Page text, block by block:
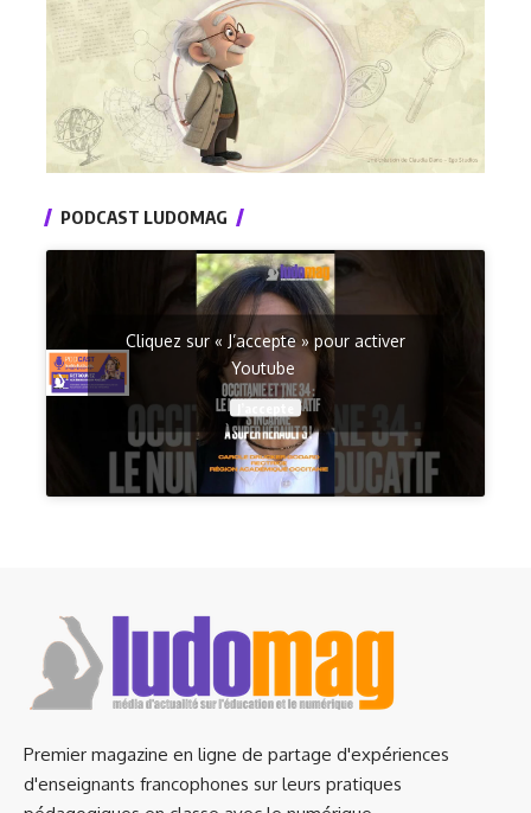
PODCAST LUDOMAG
Cliquez sur « J’accepte » pour activer
Youtube
Premier magazine en ligne de partage d'expériences
d'enseignants francophones sur leurs pratiques